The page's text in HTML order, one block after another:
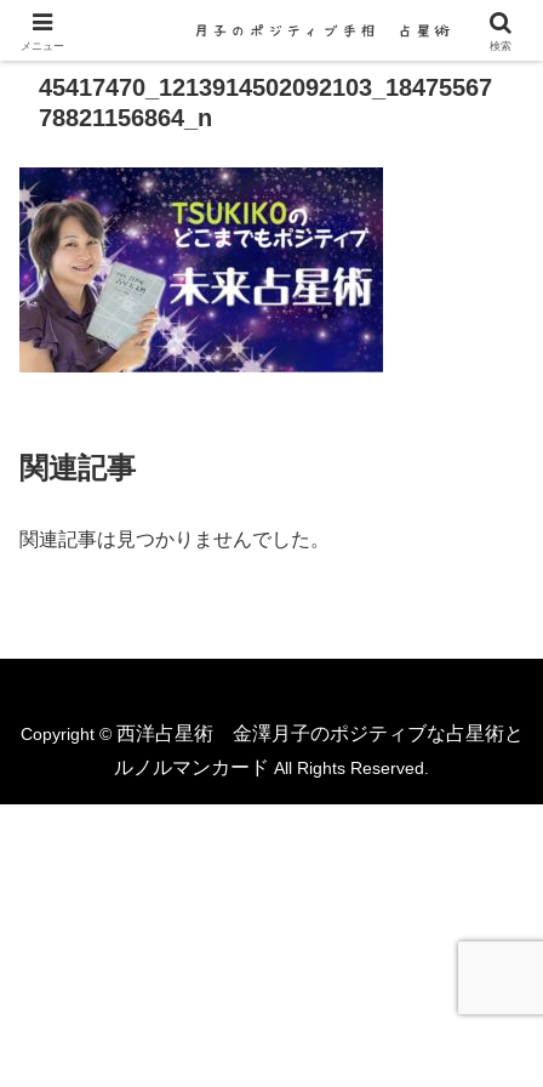
45417470_1213914502092103_18475567
78821156864_n
関連記事
関連記事は見つかりませんでした。
Copyright © 西洋占星術 金澤月子のポジティブな占星術と
ルノルマンカード All Rights Reserved.
メニュー 検索